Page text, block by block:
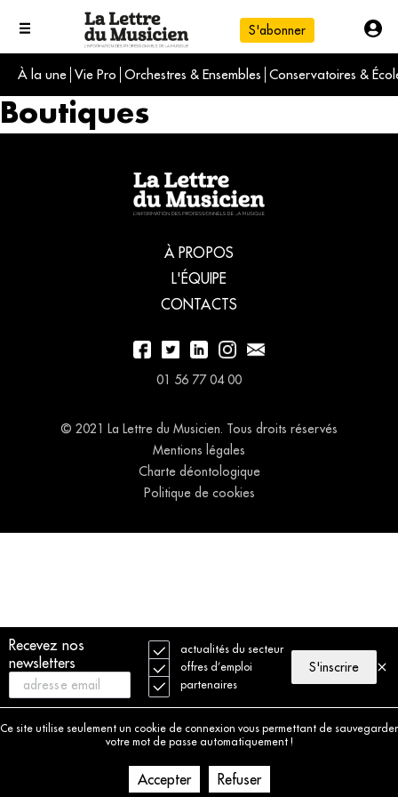
S'abonner
À la une Vie Pro Orchestres & Ensembles Conservatoires &
L'info du jour
Le numéro du mois
Recevez nos
newsletters
actualités du secteur
offres d’emploi
partenaires
S'inscrire
Ce site utilise seulement un cookie de connexion vous permettant de sauvegarder
votre mot de passe automatiquement !
Accepter Refuser
Boutiques
À PROPOS
L'ÉQUIPE
CONTACTS
01 56 77 04 00
© 2021 La Lettre du Musicien. Tous droits réservés
Mentions légales
Charte déontologique
Politique de cookies